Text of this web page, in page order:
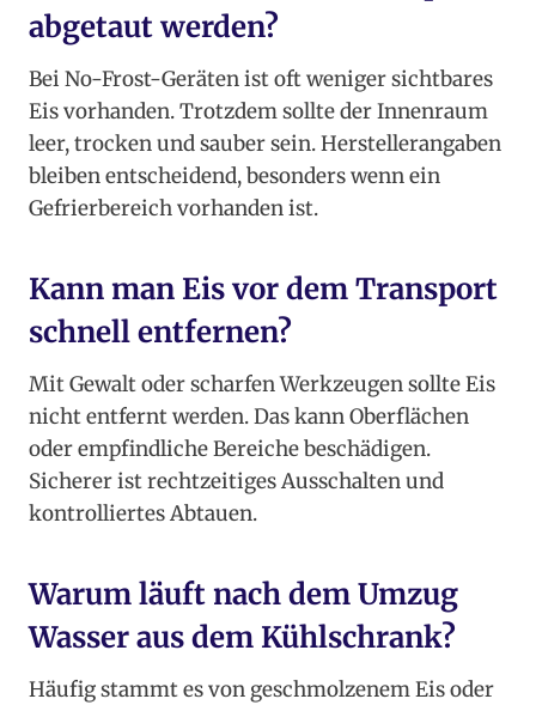
abgetaut werden?
Bei No-Frost-Geräten ist oft weniger sichtbares
Eis vorhanden. Trotzdem sollte der Innenraum
leer, trocken und sauber sein. Herstellerangaben
bleiben entscheidend, besonders wenn ein
Gefrierbereich vorhanden ist.
Kann man Eis vor dem Transport
schnell entfernen?
Mit Gewalt oder scharfen Werkzeugen sollte Eis
nicht entfernt werden. Das kann Oberflächen
oder empfindliche Bereiche beschädigen.
Sicherer ist rechtzeitiges Ausschalten und
kontrolliertes Abtauen.
Warum läuft nach dem Umzug
Wasser aus dem Kühlschrank?
Häufig stammt es von geschmolzenem Eis oder